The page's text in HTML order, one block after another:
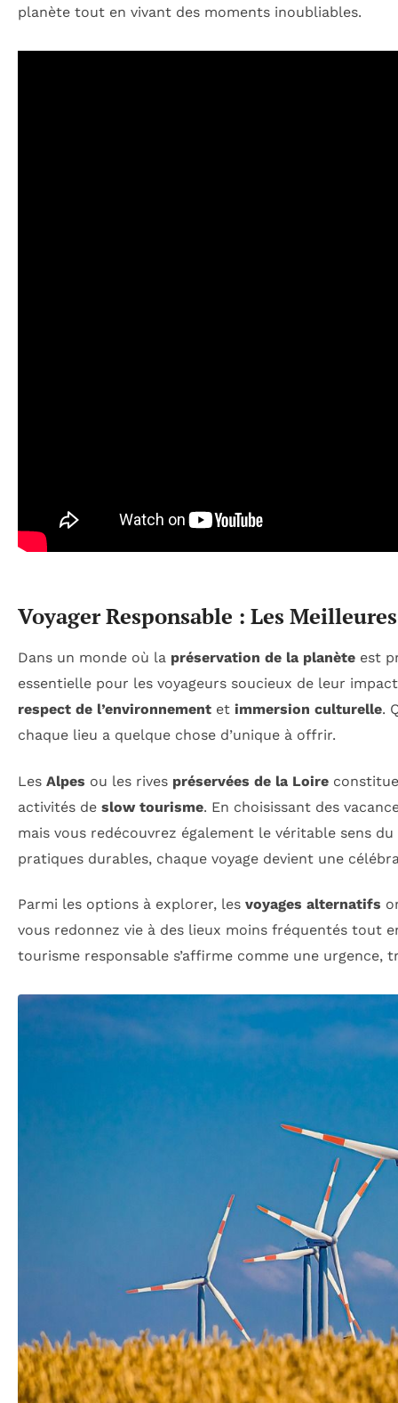
planète tout en vivant des moments inoubliables.
Voyager Responsable : Les
Dans un monde où la préservation de la planète est
essentielle pour les voyageurs soucieux de leur
respect de l’environnement et immersion culturelle.
chaque lieu a quelque chose d’unique à offrir.
Les Alpes ou les rives préservées de la Loire
activités de slow tourisme. En choisissant des
mais vous redécouvrez également le véritable sens
pratiques durables, chaque voyage devient une
Parmi les options à explorer, les voyages alternatifs
vous redonnez vie à des lieux moins fréquentés tout
tourisme responsable s’affirme comme une urgence,